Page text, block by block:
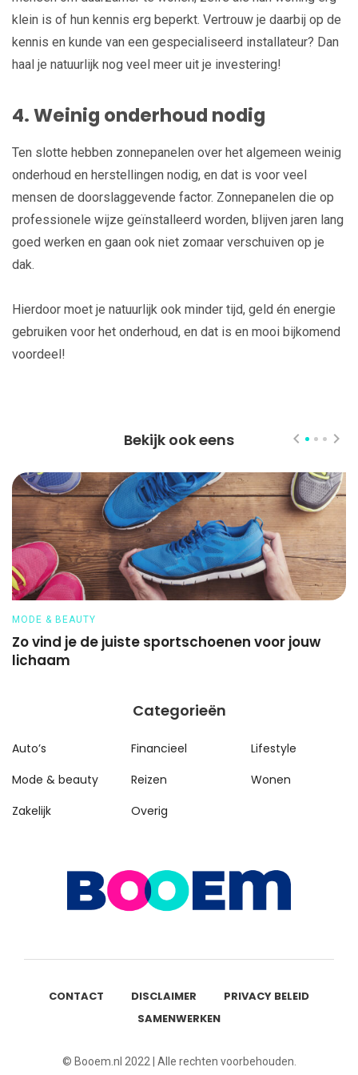
klein is of hun kennis erg beperkt. Vertrouw je daarbij op de
kennis en kunde van een gespecialiseerd installateur? Dan
haal je natuurlijk nog veel meer uit je investering!
4. Weinig onderhoud nodig
Ten slotte hebben zonnepanelen over het algemeen weinig
onderhoud en herstellingen nodig, en dat is voor veel
mensen de doorslaggevende factor. Zonnepanelen die op
professionele wijze geïnstalleerd worden, blijven jaren lang
goed werken en gaan ook niet zomaar verschuiven op je
dak.
Hierdoor moet je natuurlijk ook minder tijd, geld én energie
gebruiken voor het onderhoud, en dat is en mooi bijkomend
voordeel!
Bekijk ook eens
MODE & BEAUTY
Zo vind je de juiste sportschoenen voor jouw
lichaam
Categorieën
Auto’s Financieel
Lifestyle
Mode & beauty
Reizen
Wonen
Zakelijk
Overig
CONTACT DISCLAIMER
PRIVACY BELEID
SAMENWERKEN
© Booem.nl 2022 | Alle rechten voorbehouden.